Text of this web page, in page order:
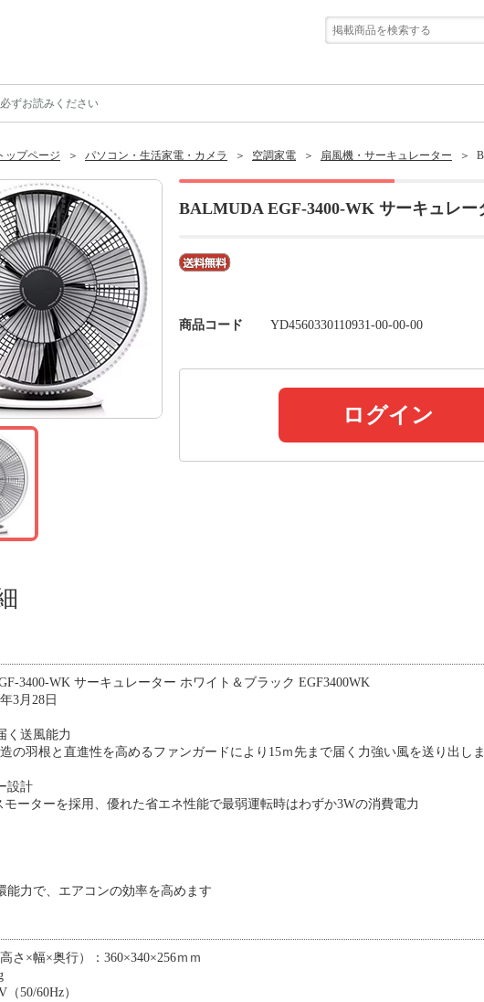
必ずお読みください
ップページ パソコン・生活家電・カメラ 空調家電 扇風機・サーキュレーター
BALMUDA EGF-3400-WK サーキュレー
商品コード YD4560330110931-00-00-00
ログイン
3400-WK サーキュレーター ホワイト＆ブラック EGF3400WK
3月28日
く送風能力
の羽根と直進性を高めるファンガードにより15ｍ先まで届く力強い風を送り出し
設計
モーターを採用、優れた省エネ性能で最弱運転時はわずか3Wの消費電力
能力で、エアコンの効率を高めます
さ×幅×奥行）：360×340×256ｍｍ
50/60Hz）